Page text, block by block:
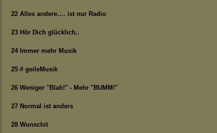
22 Alles andere…. ist nur Radio
23 Hör Dich glücklich..
24 Immer mehr Musik
25 # geileMusik
26 Weniger "Blah!" - Mehr "BUMM!"
27 Normal ist anders
28 Wunschit